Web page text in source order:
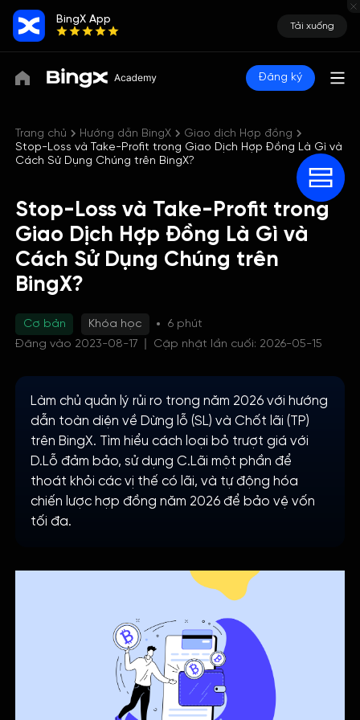
BingX App
Tải xuống
Đăng ký
Trang chủ Hướng dẫn BingX
Giao dịch Hợp đồng
Stop-Loss và Take-Profit trong Giao Dịch Hợp Đồng Là Gì và
Cách Sử Dụng Chúng trên BingX?
Stop-Loss và Take-Profit trong
Giao Dịch Hợp Đồng Là Gì và
Cách Sử Dụng Chúng trên
BingX?
Cơ bản Khóa học
6 phút
Đăng vào 2023-08-17
Cập nhật lần cuối: 2026-05-15
Làm chủ quản lý rủi ro trong năm 2026 với hướng
dẫn toàn diện về Dừng lỗ (SL) và Chốt lãi (TP)
trên BingX. Tìm hiểu cách loại bỏ trượt giá với
D.Lỗ đảm bảo, sử dụng C.Lãi một phần để
thoát khỏi các vị thế có lãi, và tự động hóa
chiến lược hợp đồng năm 2026 để bảo vệ vốn
tối đa.